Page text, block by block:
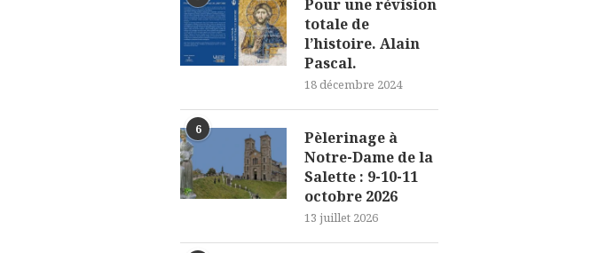
Pour une révision
totale de
l’histoire. Alain
Pascal.
18 décembre 2024
6
Pèlerinage à
Notre-Dame de la
Salette : 9-10-11
octobre 2026
13 juillet 2026